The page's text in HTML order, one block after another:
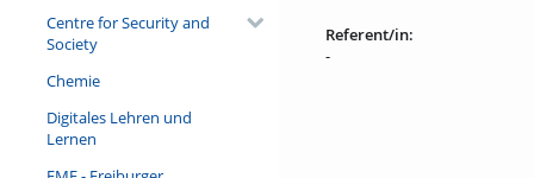
Centre for Security and
Society
Chemie
Digitales Lehren und
Lernen
Referent/in:
-